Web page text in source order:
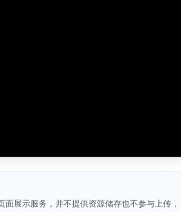
展示服务，并不提供资源储存也不参与上传，